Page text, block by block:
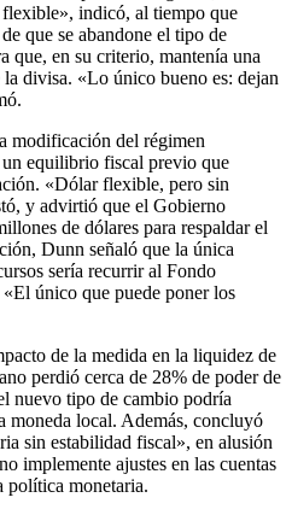
indicó, al tiempo que
que se abandone el tipo de
que, en su criterio, mantenía una
divisa. «Lo único bueno es: dejan
modificación del régimen
equilibrio fiscal previo que
«Dólar flexible, pero sin
y advirtió que el Gobierno
de dólares para respaldar el
Dunn señaló que la única
sería recurrir al Fondo
único que puede poner los
de la medida en la liquidez de
perdió cerca de 28% de poder de
nuevo tipo de cambio podría
moneda local. Además, concluyó
sin estabilidad fiscal», en alusión
implemente ajustes en las cuentas
política monetaria.